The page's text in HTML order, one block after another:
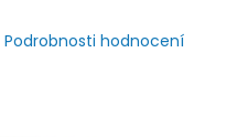
Podrobnosti hodnocení